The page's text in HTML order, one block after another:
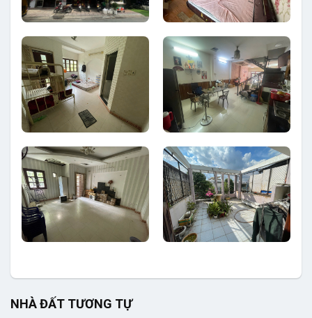
NHÀ ĐẤT TƯƠNG TỰ